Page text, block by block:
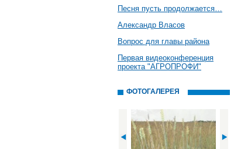
Песня пусть продолжается…
Александр Власов
Вопрос для главы района
Первая видеоконференция
проекта "АГРОПРОФИ"
ФОТОГАЛЕРЕЯ